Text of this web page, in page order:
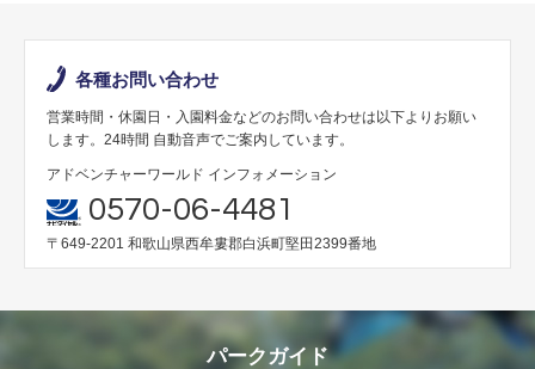
各種お問い合わせ
営業時間・休園日・入園料金などのお問い合わせは以下よりお願い
します。24時間 自動音声でご案内しています。
アドベンチャーワールド インフォメーション
0570-06-4481
〒649-2201 和歌山県西牟婁郡白浜町堅田2399番地
パークガイド